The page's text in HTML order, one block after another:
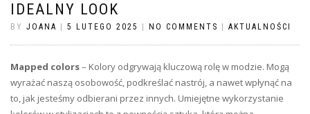
IDEALNY LOOK
BY JOANA 5 LUTEGO 2025 NO COMMENTS AKTUALNOŚCI
Mapped colors– Kolory odgrywają kluczową rolę w modzie. Mogą
wyrażać naszą osobowość, podkreślać nastrój, a nawet wpłynąć na
to, jak jesteśmy odbierani przez innych. Umiejętne wykorzystanie